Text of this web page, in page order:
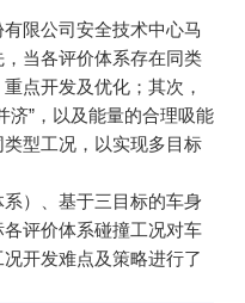
限公司安全技术中心马
当各评价体系存在同类
点开发及优化；其次，
济”，以及能量的合理吸能
型工况，以实现多目标
）、基于三目标的车身
评价体系碰撞工况对车
开发难点及策略进行了